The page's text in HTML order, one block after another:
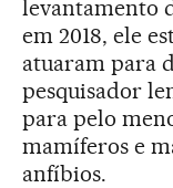
levantamento
em 2018, ele
atuaram para
pesquisador
para pelo
mamíferos e
anfíbios.